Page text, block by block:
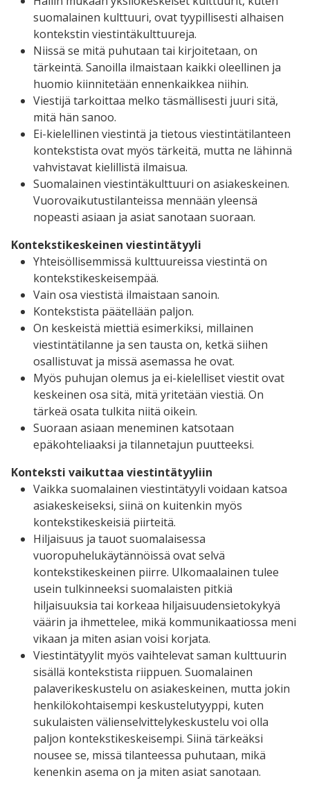
suomalainen kulttuuri, ovat tyypillisesti alhaisen
kontekstin viestintäkulttuureja.
Niissä se mitä puhutaan tai kirjoitetaan, on
tärkeintä. Sanoilla ilmaistaan kaikki oleellinen ja
huomio kiinnitetään ennenkaikkea niihin.
Viestijä tarkoittaa melko täsmällisesti juuri sitä,
mitä hän sanoo.
Ei-kielellinen viestintä ja tietous viestintätilanteen
kontekstista ovat myös tärkeitä, mutta ne lähinnä
vahvistavat kielillistä ilmaisua.
Suomalainen viestintäkulttuuri on asiakeskeinen.
Vuorovaikutustilanteissa mennään yleensä
nopeasti asiaan ja asiat sanotaan suoraan.
Kontekstikeskeinen viestintätyyli
Yhteisöllisemmissä kulttuureissa viestintä on
kontekstikeskeisempää.
Vain osa viestistä ilmaistaan sanoin.
Kontekstista päätellään paljon.
On keskeistä miettiä esimerkiksi, millainen
viestintätilanne ja sen tausta on, ketkä siihen
osallistuvat ja missä asemassa he ovat.
Myös puhujan olemus ja ei-kielelliset viestit ovat
keskeinen osa sitä, mitä yritetään viestiä. On
tärkeä osata tulkita niitä oikein.
Suoraan asiaan meneminen katsotaan
epäkohteliaaksi ja tilannetajun puutteeksi.
Konteksti vaikuttaa viestintätyyliin
Vaikka suomalainen viestintätyyli voidaan katsoa
asiakeskeiseksi, siinä on kuitenkin myös
kontekstikeskeisiä piirteitä.
Hiljaisuus ja tauot suomalaisessa
vuoropuhelukäytännöissä ovat selvä
kontekstikeskeinen piirre. Ulkomaalainen tulee
usein tulkinneeksi suomalaisten pitkiä
hiljaisuuksia tai korkeaa hiljaisuudensietokykyä
väärin ja ihmettelee, mikä kommunikaatiossa meni
vikaan ja miten asian voisi korjata.
Viestintätyylit myös vaihtelevat saman kulttuurin
sisällä kontekstista riippuen. Suomalainen
palaverikeskustelu on asiakeskeinen, mutta jokin
henkilökohtaisempi keskustelutyyppi, kuten
sukulaisten välienselvittelykeskustelu voi olla
paljon kontekstikeskeisempi. Siinä tärkeäksi
nousee se, missä tilanteessa puhutaan, mikä
kenenkin asema on ja miten asiat sanotaan.